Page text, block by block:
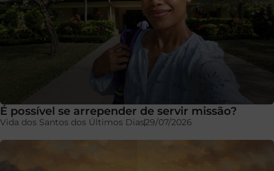
É possível se arrepender de servir missão?
Vida dos Santos dos Últimos Dias29/07/2026